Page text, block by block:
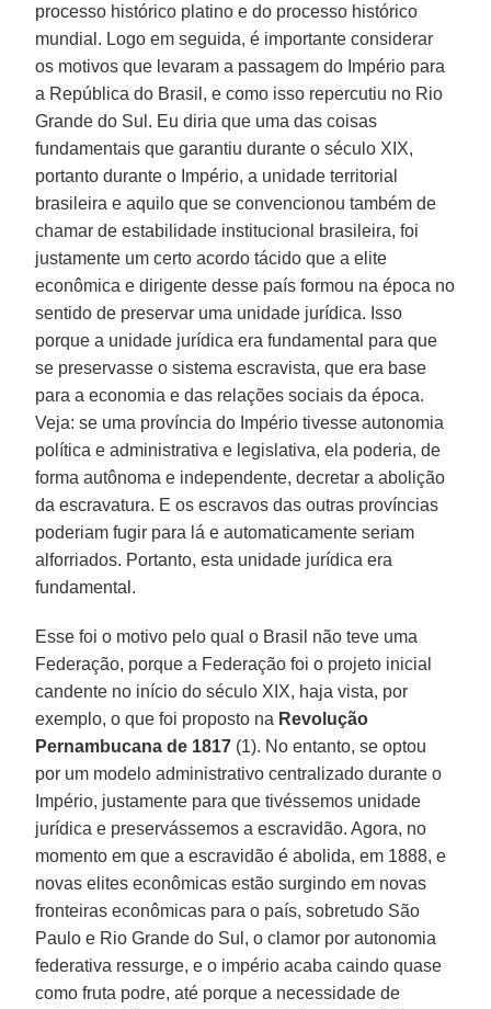
processo histórico platino e do processo histórico
mundial. Logo em seguida, é importante considerar
os motivos que levaram a passagem do Império para
a República do Brasil, e como isso repercutiu no Rio
Grande do Sul. Eu diria que uma das coisas
fundamentais que garantiu durante o século XIX,
portanto durante o Império, a unidade territorial
brasileira e aquilo que se convencionou também de
chamar de estabilidade institucional brasileira, foi
justamente um certo acordo tácido que a elite
econômica e dirigente desse país formou na época no
sentido de preservar uma unidade jurídica. Isso
porque a unidade jurídica era fundamental para que
se preservasse o sistema escravista, que era base
para a economia e das relações sociais da época.
Veja: se uma província do Império tivesse autonomia
política e administrativa e legislativa, ela poderia, de
forma autônoma e independente, decretar a abolição
da escravatura. E os escravos das outras províncias
poderiam fugir para lá e automaticamente seriam
alforriados. Portanto, esta unidade jurídica era
fundamental.
Esse foi o motivo pelo qual o Brasil não teve uma
Federação, porque a Federação foi o projeto inicial
candente no início do século XIX, haja vista, por
exemplo, o que foi proposto na Revolução
Pernambucana de 1817 (1). No entanto, se optou
por um modelo administrativo centralizado durante o
Império, justamente para que tivéssemos unidade
jurídica e preservássemos a escravidão. Agora, no
momento em que a escravidão é abolida, em 1888, e
novas elites econômicas estão surgindo em novas
fronteiras econômicas para o país, sobretudo São
Paulo e Rio Grande do Sul, o clamor por autonomia
federativa ressurge, e o império acaba caindo quase
como fruta podre, até porque a necessidade de